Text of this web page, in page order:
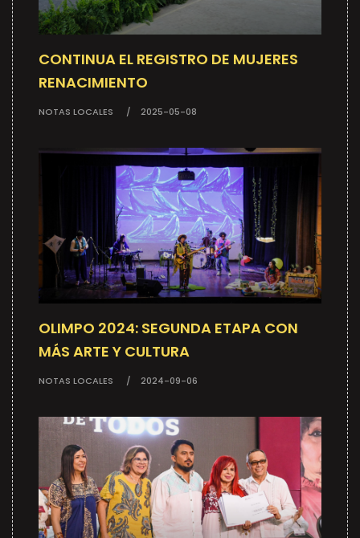
CONTINUA EL REGISTRO DE MUJERES
RENACIMIENTO
NOTAS LOCALES 2025-05-08
OLIMPO 2024: SEGUNDA ETAPA CON
MÁS ARTE Y CULTURA
NOTAS LOCALES 2024-09-06